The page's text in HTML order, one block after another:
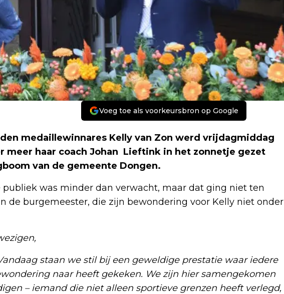
Voeg toe als voorkeursbron op Google
medaillewinnares Kelly van Zon werd vrijdagmiddag
meer haar coach Johan Lieftink in het zonnetje gezet
van de gemeente Dongen.
was minder dan verwacht, maar dat ging niet ten
de burgemeester, die zijn bewondering voor Kelly niet onder
staan we stil bij een geweldige prestatie waar iedere
naar heeft gekeken. We zijn hier samengekomen
– iemand die niet alleen sportieve grenzen heeft verlegd,